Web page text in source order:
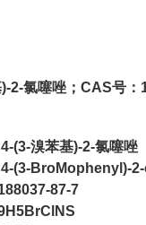
2-氯噻唑；CAS号：
4-(3-溴苯基)-2-氯噻唑
4-(3-BroMophenyl)-
87-7